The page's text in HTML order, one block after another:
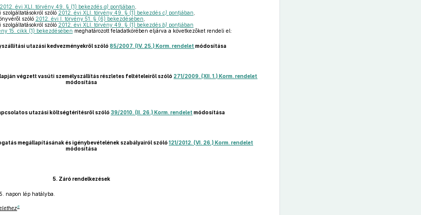
2012. évi XLI. törvény 49. § (1) bekezdés a) pontjában
szóló 2012. évi XLI. törvény 49. § (1) bekezdés c) pontjában
szóló 2012. évi I. törvény 51. § (6) bekezdésében
szóló 2012. évi XLI. törvény 49. § (1) bekezdés b) pontjában
15. cikk (1) bekezdésében meghatározott feladatkörében eljárva a következőket rendeli el:
utazási kedvezményekről szóló85/2007. (IV. 25.) Korm. rendelet módosítása
végzett vasúti személyszállítás részletes feltételeiről szóló 271/2009. (XII. 1.) Korm. rendelet
módosítása
utazási költségtérítésről szóló 39/2010. (II. 26.) Korm. rendelet módosítása
megállapításának és igénybevételének szabályairól szóló 121/2012. (VI. 26.) Korm. rendelet
módosítása
5. Záró rendelkezések
napon lép hatályba.
6